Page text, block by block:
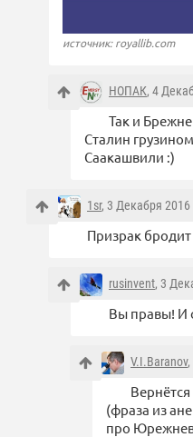
источник: royallib.com
НОПАК, 4
Так и
Сталин
Саакашвили :)
1sr, 3 Декабря 2016
Призрак бродит
rusinvent, 3
Вы правы! И
V.I.Baranov,
(фраза из
про